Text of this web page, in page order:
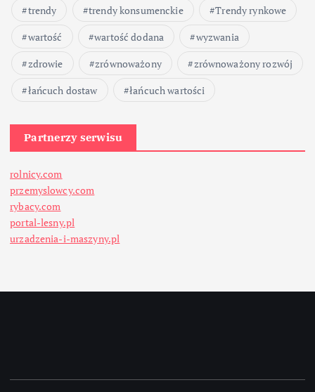
trendy
trendy konsumenckie
Trendy rynkowe
wartość
wartość dodana
wyzwania
zdrowie
zrównoważony
zrównoważony rozwój
łańcuch dostaw
łańcuch wartości
Partnerzy serwisu
rolnicy.com
przemyslowcy.com
rybacy.com
portal-lesny.pl
urzadzenia-i-maszyny.pl